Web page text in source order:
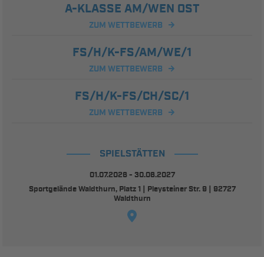
A-KLASSE AM/WEN OST
ZUM WETTBEWERB
FS/H/K-FS/AM/WE/1
ZUM WETTBEWERB
FS/H/K-FS/CH/SC/1
ZUM WETTBEWERB
SPIELSTÄTTEN
01.07.2026 - 30.06.2027
Sportgelände Waldthurn, Platz 1 | Pleysteiner Str. 9 | 92727
Waldthurn